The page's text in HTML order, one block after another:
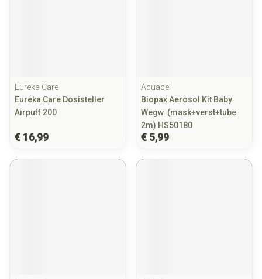
Eureka Care
Eureka Care Dosisteller
Airpuff 200
€ 16,99
Aquacel
Biopax Aerosol Kit Baby
Wegw. (mask+verst+tube
2m) HS50180
€ 5,99